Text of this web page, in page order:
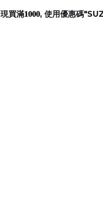
現買滿𝟏𝟎𝟎𝟎, 使用優惠碼